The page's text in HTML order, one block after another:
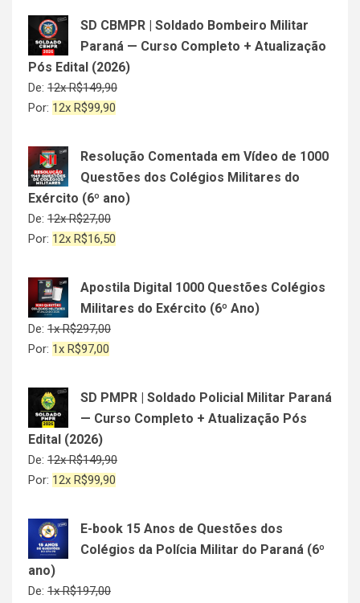
SD CBMPR | Soldado Bombeiro Militar
Paraná — Curso Completo + Atualização
Pós Edital (2026)
De: 12xR$149,90
Por: 12x R$99,90
Resolução Comentada em Vídeo de 1000
Questões dos Colégios Militares do
Exército (6º ano)
De: 12xR$27,00
Por: 12x R$16,50
Apostila Digital 1000 Questões Colégios
Militares do Exército (6º Ano)
De: 1xR$297,00
Por: 1x R$97,00
SD PMPR | Soldado Policial Militar Paraná
— Curso Completo + Atualização Pós
Edital (2026)
De: 12xR$149,90
Por: 12x R$99,90
E-book 15 Anos de Questões dos
Colégios da Polícia Militar do Paraná (6º
ano)
De: 1xR$197,00